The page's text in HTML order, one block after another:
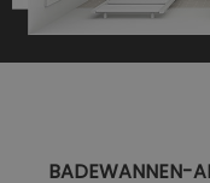
BADEWANNEN-